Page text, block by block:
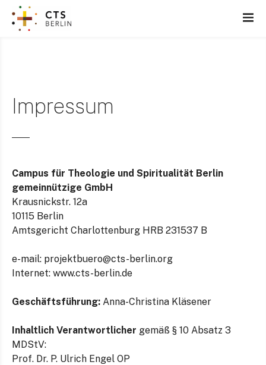
Impressum
Campus für Theologie und Spiritualität Berlin
gemeinnützige GmbH
Krausnickstr. 12a
10115 Berlin
Amtsgericht Charlottenburg HRB 231537 B
e-mail: projektbuero@cts-berlin.org
Internet: www.cts-berlin.de
Geschäftsführung: Anna-Christina Kläsener
Inhaltlich Verantwortlicher gemäß § 10 Absatz 3
MDStV:
Prof. Dr. P. Ulrich Engel OP